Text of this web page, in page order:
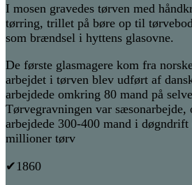
I mosen gravedes tørven med
tørring, trillet på børe op til
som brændsel i hyttens glasovne.
De første glasmagere kom fra
arbejdet i tørven blev udført af
arbejdede omkring 80 mand på
Tørvegravningen var sæsonarbejde,
arbejdede 300-400 mand i
millioner tørv
✔1860